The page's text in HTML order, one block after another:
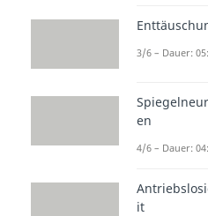
Außerdem
eigene
beachtet.
3/6 – Dauer:
en
4/6 – Dauer:
it